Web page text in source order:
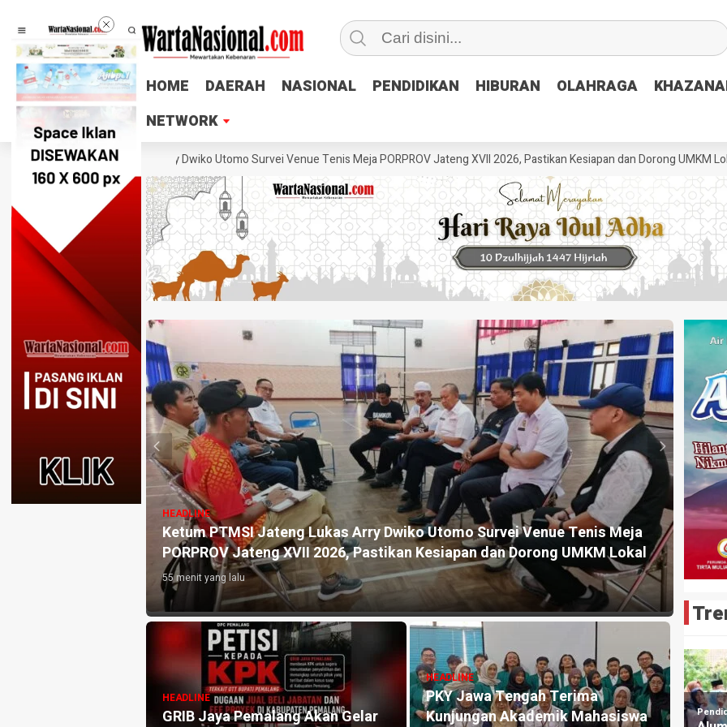
HOME DAERAH NASIONAL PENDIDIKAN HIBURAN OLAHRAGA
NETWORK
HOME DAERAH NASIONAL PENDIDIKAN HIBURAN OLAHRAGA
NETWORK
PTMSI Jateng Lukas Arry Dwiko Utomo Survei Venue Tenis Meja PORPROV Jateng XVII 2026, Pastikan Kesiapan dan Dorong UMKM Lokal
HEADLINE
Dorong Potensi Lokal, Aditya Padmanaba Beri Dukungan Penuh pada
Pembukaan Kades Cup II Mandiraja
3 hari yang lalu
HEADLINE
DPC PDI Perjuangan Pemalang
HEADLINE
KKN UIN Sunan Kalijaga dan
Ombah Indonesia Gelar
Workshop Budidaya Maggot
55